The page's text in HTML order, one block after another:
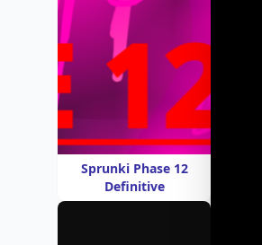
Sprunki Phase 12
Definitive